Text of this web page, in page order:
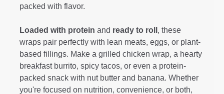
packed with flavor.
Loaded with protein and ready to roll , these
wraps pair perfectly with lean meats, eggs, or plant-
based fillings. Make a grilled chicken wrap, a hearty
breakfast burrito, spicy tacos, or even a protein-
packed snack with nut butter and banana. Whether
you're focused on nutrition, convenience, or both,